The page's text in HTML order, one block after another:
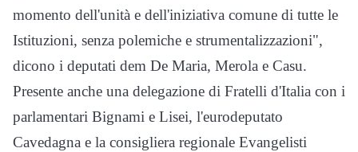
momento dell'unità e dell'iniziativa comune di tutte le
Istituzioni, senza polemiche e strumentalizzazioni",
dicono i deputati dem De Maria, Merola e Casu.
Presente anche una delegazione di Fratelli d'Italia con i
parlamentari Bignami e Lisei, l'eurodeputato
Cavedagna e la consigliera regionale Evangelisti